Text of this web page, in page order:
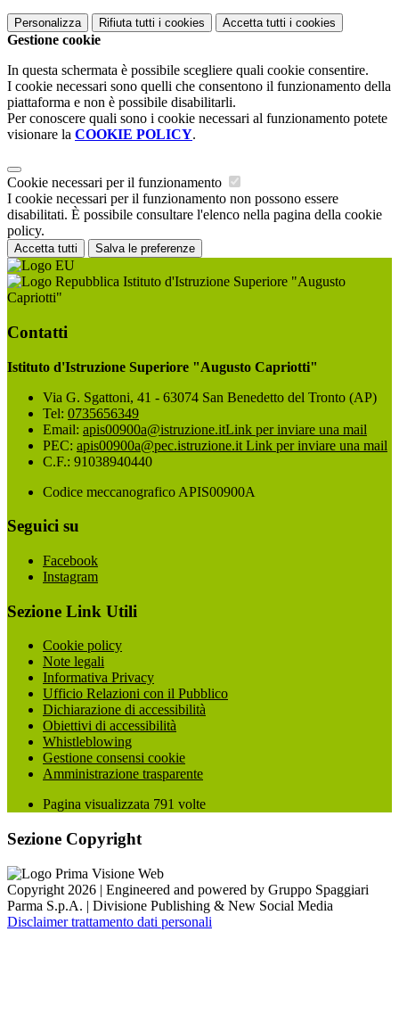
Personalizza Rifiuta tutti i cookies Accetta tutti i cookies
Gestione cookie
In questa schermata è possibile scegliere quali cookie consentire.
I cookie necessari sono quelli che consentono il funzionamento della
piattaforma e non è possibile disabilitarli.
Per conoscere quali sono i cookie necessari al funzionamento potete
visionare la COOKIE POLICY.
Cookie necessari per il funzionamento
I cookie necessari per il funzionamento non possono essere
disabilitati. È possibile consultare l'elenco nella pagina della cookie
policy.
Accetta tutti Salva le preferenze
Istituto d'Istruzione Superiore "Augusto
Capriotti"
Contatti
Istituto d'Istruzione Superiore "Augusto Capriotti"
Via G. Sgattoni, 41 - 63074 San Benedetto del Tronto (AP)
Tel: 0735656349
Email: apis00900a@istruzione.itLink per inviare una mail
PEC: apis00900a@pec.istruzione.it Link per inviare una mail
C.F.: 91038940440
Codice meccanografico APIS00900A
Seguici su
Facebook
Instagram
Sezione Link Utili
Cookie policy
Note legali
Informativa Privacy
Ufficio Relazioni con il Pubblico
Dichiarazione di accessibilità
Obiettivi di accessibilità
Whistleblowing
Gestione consensi cookie
Amministrazione trasparente
Pagina visualizzata 791 volte
Sezione Copyright
Copyright 2026 | Engineered and powered by Gruppo Spaggiari
Parma S.p.A. | Divisione Publishing & New Social Media
Disclaimer trattamento dati personali